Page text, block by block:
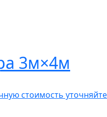
3м×4м
стоимость